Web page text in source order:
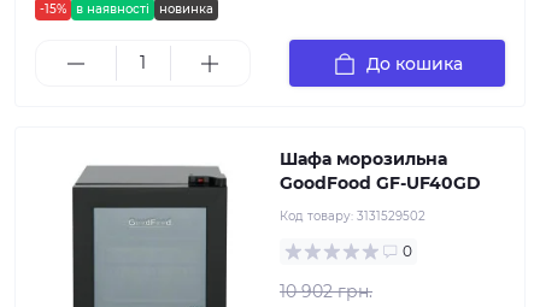
-15% в наявності новинка
До кошика
Шафа морозильна
GoodFood GF-UF40GD
Код товару: 3131529502
0
10 902 грн.